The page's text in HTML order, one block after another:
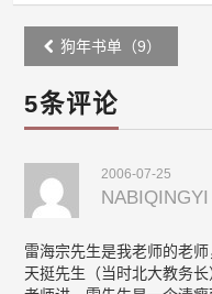
Post
navigation
狗年书单（9）
5条评论
2006-07-25
NABIQINGYI
雷海宗先生是我老师的老
天挺先生（当时北大教务